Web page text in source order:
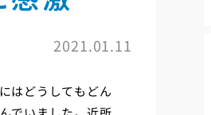
2021.01.11
はどうしてもどん